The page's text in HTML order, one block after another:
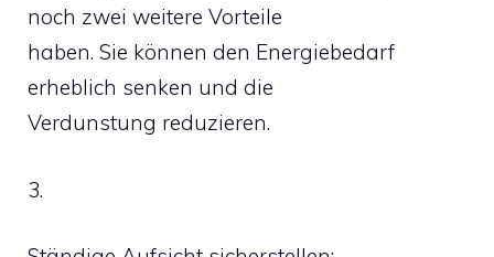
noch zwei weitere Vorteile
haben. Sie können den Energiebedarf
erheblich senken und die
Verdunstung reduzieren.
3.